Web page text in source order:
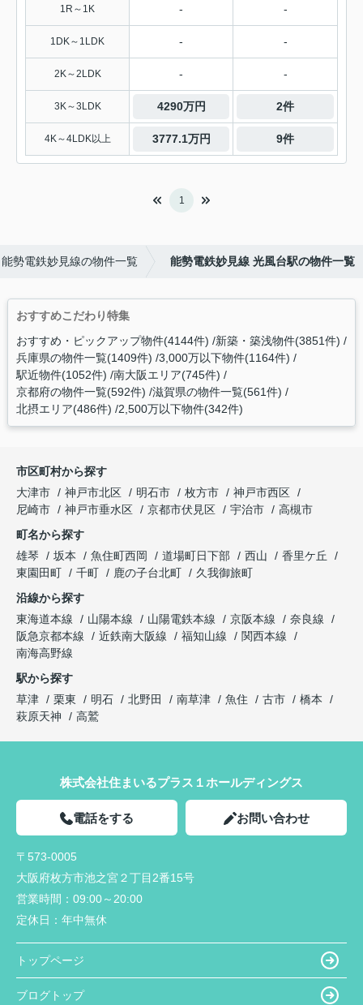
1R～1K - -
1DK～1LDK - -
2K～2LDK - -
3K～3LDK 4290万円 2件
4K～4LDK以上 3777.1万円 9件
1
能勢電鉄妙見線の物件一覧 能勢電鉄妙見線 光風台駅の物件一覧
おすすめこだわり特集
おすすめ・ピックアップ物件(4144件) 新築・築浅物件(3851件)
兵庫県の物件一覧(1409件) 3,000万以下物件(1164件)
駅近物件(1052件) 南大阪エリア(745件)
京都府の物件一覧(592件) 滋賀県の物件一覧(561件)
北摂エリア(486件) 2,500万以下物件(342件)
市区町村から探す
大津市
神戸市北区 明石市 枚方市
神戸市西区
尼崎市
神戸市垂水区 京都市伏見区 宇治市
高槻市
町名から探す
雄琴
坂本 魚住町西岡 道場町日下部 西山
香里ケ丘
東園田町
千町 鹿の子台北町
久我御旅町
沿線から探す
東海道本線
山陽本線 山陽電鉄本線 京阪本線
奈良線
阪急京都本線
近鉄南大阪線 福知山線
関西本線
南海高野線
駅から探す
草津
栗東 明石 北野田 南草津 魚住 古市
橋本
萩原天神
高鷲
株式会社住まいるプラス１ホールディングス
電話をする お問い合わせ
〒573-0005
大阪府枚方市池之宮２丁目2番15号
営業時間： 09:00～20:00
定休日： 年中無休
トップページ
ブログトップ